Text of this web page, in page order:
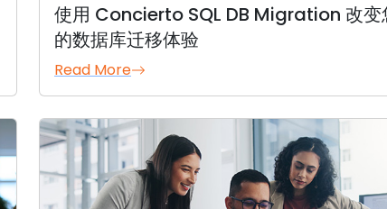
使用 Concierto SQL DB Migration 改变
的数据库迁移体验
Read More